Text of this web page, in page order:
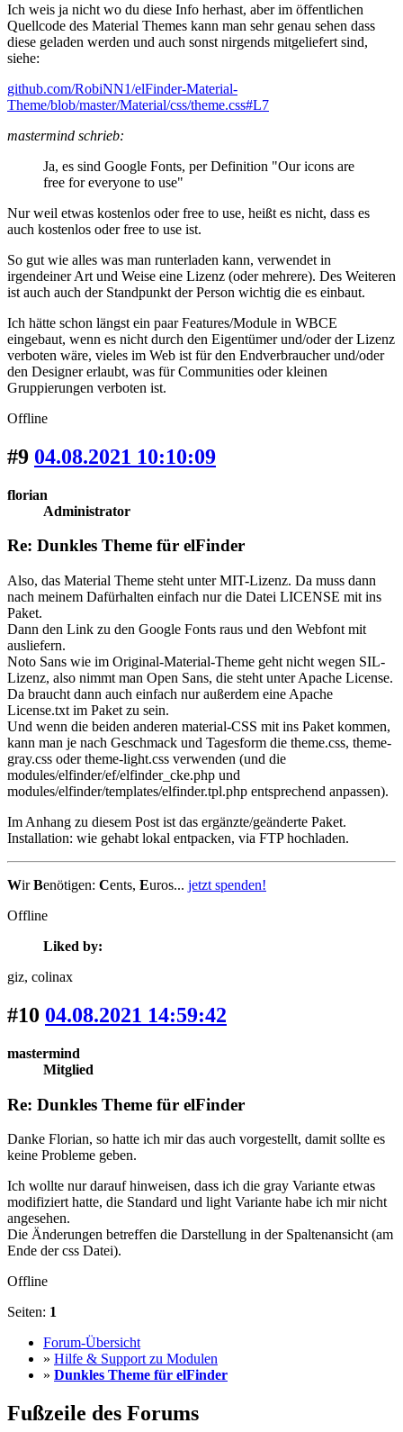
Ich weis ja nicht wo du diese Info herhast, aber im öffentlichen
Quellcode des Material Themes kann man sehr genau sehen dass
diese geladen werden und auch sonst nirgends mitgeliefert sind,
siehe:
github.com/RobiNN1/elFinder-Material-
Theme/blob/master/Material/css/theme.css#L7
mastermind schrieb:
Ja, es sind Google Fonts, per Definition "Our icons are
free for everyone to use"
Nur weil etwas kostenlos oder free to use, heißt es nicht, dass es
auch kostenlos oder free to use ist.
So gut wie alles was man runterladen kann, verwendet in
irgendeiner Art und Weise eine Lizenz (oder mehrere). Des Weiteren
ist auch auch der Standpunkt der Person wichtig die es einbaut.
Ich hätte schon längst ein paar Features/Module in WBCE
eingebaut, wenn es nicht durch den Eigentümer und/oder der Lizenz
verboten wäre, vieles im Web ist für den Endverbraucher und/oder
den Designer erlaubt, was für Communities oder kleinen
Gruppierungen verboten ist.
Offline
#9 04.08.2021 10:10:09
florian
Administrator
Re: Dunkles Theme für elFinder
Also, das Material Theme steht unter MIT-Lizenz. Da muss dann
nach meinem Dafürhalten einfach nur die Datei LICENSE mit ins
Paket.
Dann den Link zu den Google Fonts raus und den Webfont mit
ausliefern.
Noto Sans wie im Original-Material-Theme geht nicht wegen SIL-
Lizenz, also nimmt man Open Sans, die steht unter Apache License.
Da braucht dann auch einfach nur außerdem eine Apache
License.txt im Paket zu sein.
Und wenn die beiden anderen material-CSS mit ins Paket kommen,
kann man je nach Geschmack und Tagesform die theme.css, theme-
gray.css oder theme-light.css verwenden (und die
modules/elfinder/ef/elfinder_cke.php und
modules/elfinder/templates/elfinder.tpl.php entsprechend anpassen).
Im Anhang zu diesem Post ist das ergänzte/geänderte Paket.
Installation: wie gehabt lokal entpacken, via FTP hochladen.
WirBenötigen: Cents, Euros... jetzt spenden!
Offline
Liked by:
giz, colinax
#10 04.08.2021 14:59:42
mastermind
Mitglied
Re: Dunkles Theme für elFinder
Danke Florian, so hatte ich mir das auch vorgestellt, damit sollte es
keine Probleme geben.
Ich wollte nur darauf hinweisen, dass ich die gray Variante etwas
modifiziert hatte, die Standard und light Variante habe ich mir nicht
angesehen.
Die Änderungen betreffen die Darstellung in der Spaltenansicht (am
Ende der css Datei).
Offline
Seiten: 1
Forum-Übersicht
» Hilfe & Support zu Modulen
» Dunkles Theme für elFinder
Fußzeile des Forums